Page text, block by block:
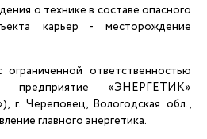
о технике в составе опасного
карьер - месторождение
ограниченной ответственностью
предприятие «ЭНЕРГЕТИК»
Череповец, Вологодская обл.,
главного энергетика.